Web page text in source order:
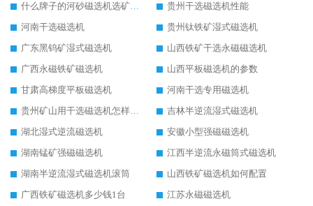
什么牌子的河砂磁选机选矿效果好
贵州干选磁选机性能
河南干选磁选机
贵州钛铁矿湿式磁选机
广东黑钨矿湿式磁选机
山西铁矿干选永磁磁选机
广西永磁铁矿磁选机
山西平板磁选机的参数
甘肃高梯度平板磁选机
河南干选专用磁选机
贵州矿山用干选磁选机怎样调磁
吉林半逆流湿式磁选机
湖北湿式逆流磁选机
安徽小型强磁磁选机
湖南锰矿强磁磁选机
江西半逆流永磁筒式磁选机
湖南半逆流湿式磁选机滚筒
山西铁矿磁选机如何配置
广西铁矿磁选机多少钱1台
江苏永磁磁选机